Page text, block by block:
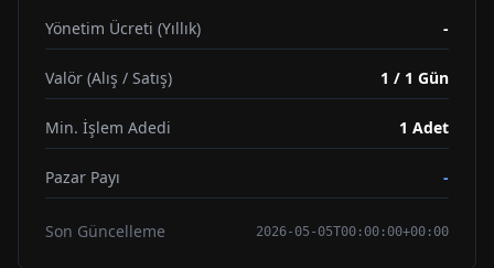
Yönetim Ücreti (Yıllık) -
Valör (Alış / Satış) 1 / 1 Gün
Min. İşlem Adedi 1 Adet
Pazar Payı -
Son Güncelleme 2026-05-05T00:00:00+00:00